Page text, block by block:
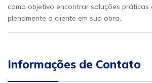
como objetivo encontrar soluções práticas
plenamente o cliente em sua obra.
Informações de Contato